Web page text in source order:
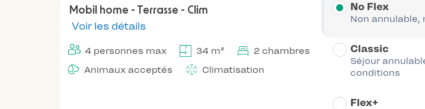
Mobil home - Terrasse - Clim
Voir les détails
4 personnes max 34 m²
2 chambres
Animaux acceptés
Climatisation
No Flex
Non annulable,
Classic
Séjour
conditions
Flex+